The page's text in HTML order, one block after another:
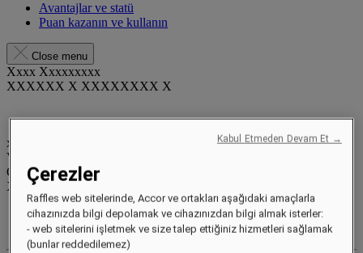
Avantajlar ve statü
Puan kazanın ve kullanın
Close menu
Xxxx Xxxxxxxxx
XXXXXX X XXXXXXXX X
xxxxxxxx
Valid until
Ödül puanlar
XXXpts
Sadakat hesabınız
Rezervasyonlarınız
Çerezler
Raffles web sitelerinde, Accor ve ortakları aşağıdaki amaçlarla
cihazınızda bilgi depolamak ve cihazınızdan bilgi almak isterler:
- web sitelerini işletmek ve size talep ettiğiniz hizmetleri sağlamak
(bunlar reddedilemez)
Kabul Etmeden Devam Et →